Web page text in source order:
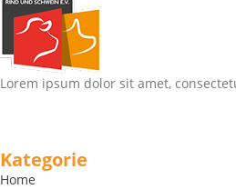
Lorem ipsum dolor sit amet,
Kategorie
Home